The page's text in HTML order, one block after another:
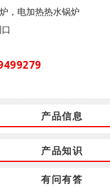
，电加热热水锅炉
产品信息
产品知识
有问有答